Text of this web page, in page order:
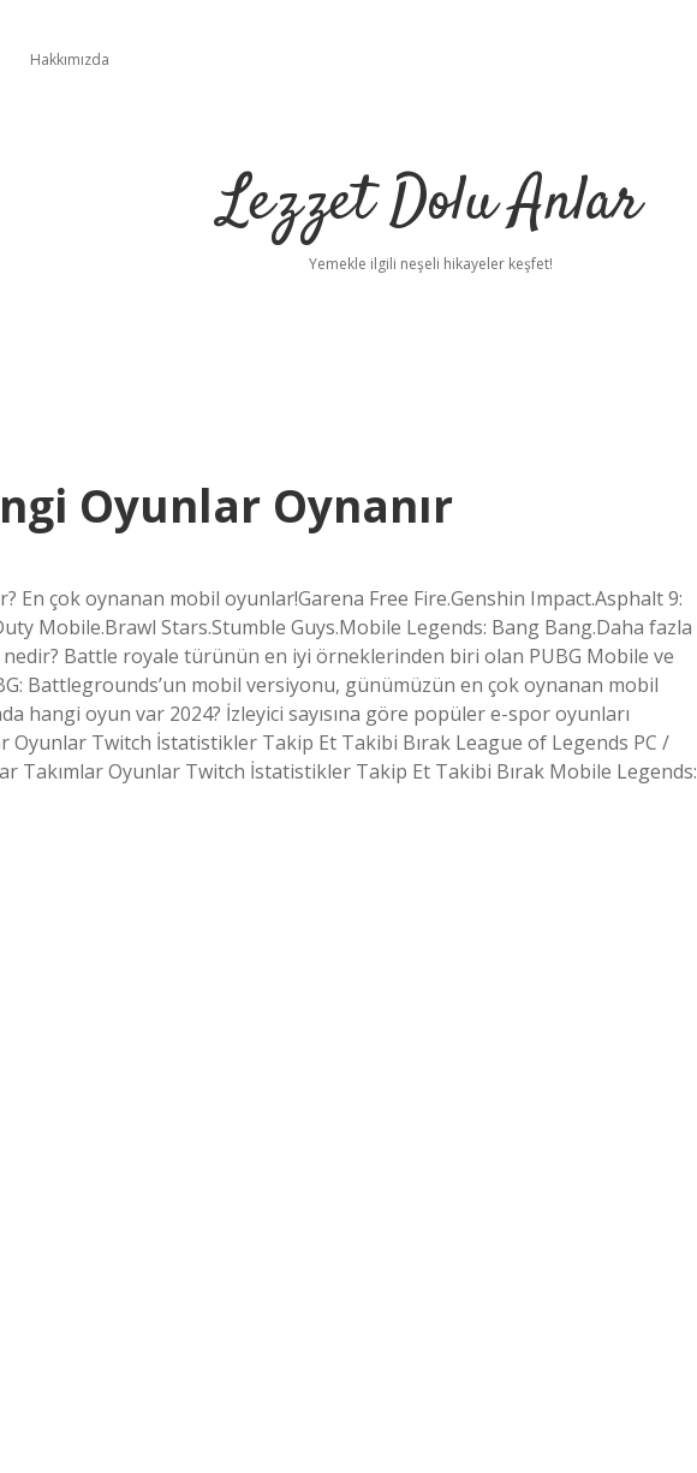
Hakkımızda
Lezzet Dolu Anlar
Yemekle ilgili neşeli hikayeler keşfet!
Oyunlar Oynanır
En çok oynanan mobil oyunlar!Garena Free Fire.Genshin Impact.Asphalt 9:
Mobile.Brawl Stars.Stumble Guys.Mobile Legends: Bang Bang.Daha fazla
Battle royale türünün en iyi örneklerinden biri olan PUBG Mobile ve
Battlegrounds’un mobil versiyonu, günümüzün en çok oynanan mobil
hangi oyun var 2024? İzleyici sayısına göre popüler e-spor oyunları
Oyunlar Twitch İstatistikler Takip Et Takibi Bırak League of Legends PC /
Takımlar Oyunlar Twitch İstatistikler Takip Et Takibi Bırak Mobile Legends: